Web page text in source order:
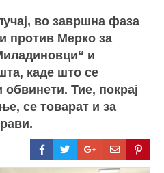
во завршна фаза
против Мерко за
и
каде што се
Тие, покрај
се товарат и за